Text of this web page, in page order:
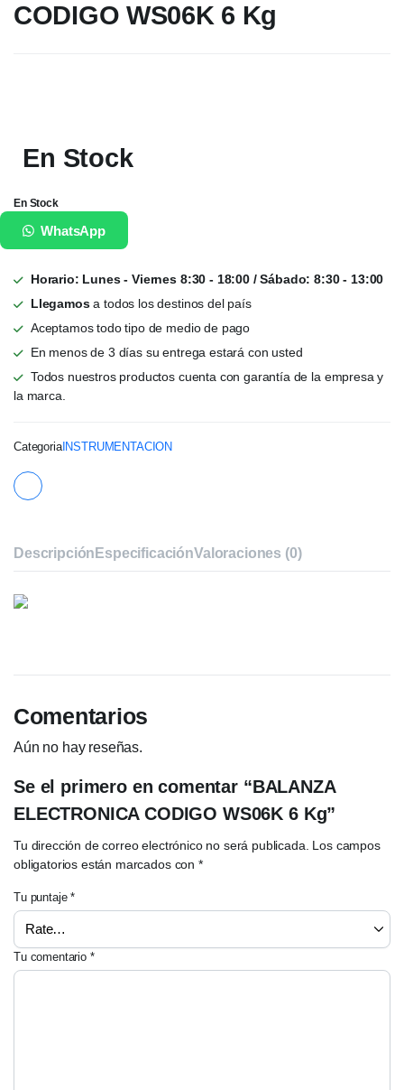
CODIGO WS06K 6 Kg
En Stock
En Stock
WhatsApp
Horario: Lunes - Viernes 8:30 - 18:00 / Sábado: 8:30 - 13:00
Llegamosa todos los destinos del país
Aceptamos todo tipo de medio de pago
En menos de 3 días su entrega estará con usted
Todos nuestros productos cuenta con garantía de la empresa y
la marca.
CategoriaINSTRUMENTACION
Descripción EspecificaciónValoraciones (0)
Comentarios
Aún no hay reseñas.
Se el primero en comentar “BALANZA
ELECTRONICA CODIGO WS06K 6 Kg”
Tu dirección de correo electrónico no será publicada. Los campos
obligatorios están marcados con *
Tu puntaje*
Tu comentario *